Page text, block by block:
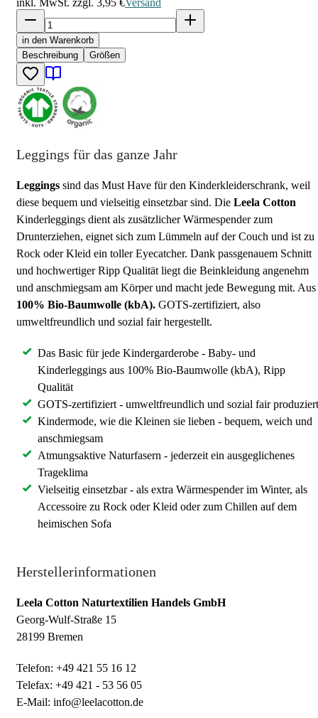
in den Warenkorb
Beschreibung
Größen
Leggings für das ganze Jahr
Leggings sind das Must Have für den Kinderkleiderschrank, weil
diese bequem und vielseitig einsetzbar sind. Die Leela Cotton
Kinderleggings dient als zusätzlicher Wärmespender zum
Drunterziehen, eignet sich zum Lümmeln auf der Couch und ist zu
Rock oder Kleid ein toller Eyecatcher. Dank passgenauem Schnitt
und hochwertiger Ripp Qualität liegt die Beinkleidung angenehm
und anschmiegsam am Körper und macht jede Bewegung mit. Aus
100% Bio-Baumwolle (kbA). GOTS-zertifiziert, also
umweltfreundlich und sozial fair hergestellt.
Das Basic für jede Kindergarderobe - Baby- und
Kinderleggings aus 100% Bio-Baumwolle (kbA), Ripp
Qualität
GOTS-zertifiziert - umweltfreundlich und sozial fair produziert
Kindermode, wie die Kleinen sie lieben - bequem, weich und
anschmiegsam
Atmungsaktive Naturfasern - jederzeit ein ausgeglichenes
Trageklima
Vielseitig einsetzbar - als extra Wärmespender im Winter, als
Accessoire zu Rock oder Kleid oder zum Chillen auf dem
heimischen Sofa
Herstellerinformationen
Leela Cotton Naturtextilien Handels GmbH
Georg-Wulf-Straße 15
28199 Bremen
Telefon: +49 421 55 16 12
Telefax: +49 421 - 53 56 05
E-Mail: info@leelacotton.de